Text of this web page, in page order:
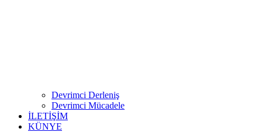
Devrimci Derleniş
Devrimci Mücadele
İLETİŞİM
KÜNYE